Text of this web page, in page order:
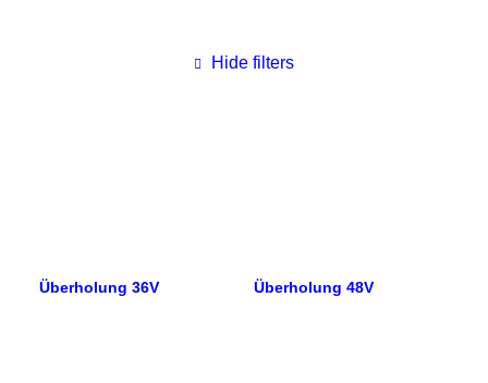
Hide filters
Überholung 36V Überholung 48V